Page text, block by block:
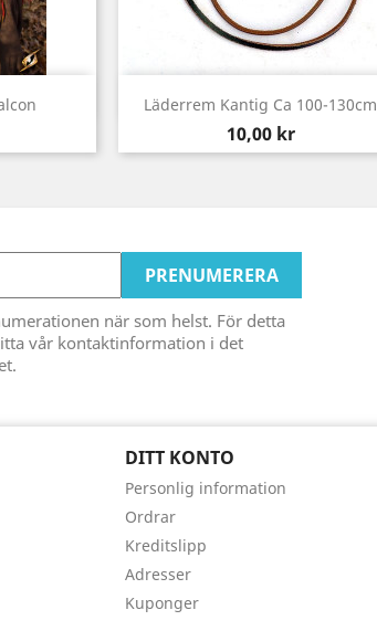
Läderrem Kantig Ca 100-130cm
Pris
10,00 kr
Snabbvy
när som helst. För detta
vår kontaktinformation i det
DITT KONTO
Personlig information
Ordrar
Kreditslipp
Adresser
Kuponger